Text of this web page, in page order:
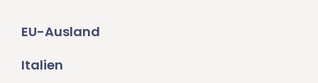
EU-Ausland
Italien